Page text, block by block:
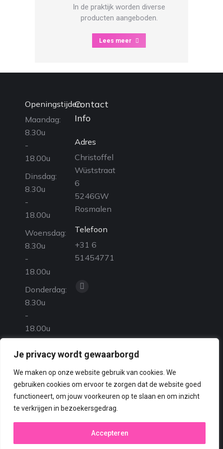
Je privacy wordt gewaarborgd
We maken op onze website gebruik van cookies. We
gebruiken cookies om ervoor te zorgen dat de website goed
functioneert, om jouw voorkeuren op te slaan en om inzicht
te verkrijgen in bezoekersgedrag.
Accepteren
In de praktijk worden diverse
producten aangeboden.
Lees meer
Openingstijden
Maandag:
8.30u
-
18.00u
Dinsdag:
8.30u
-
18.00u
Woensdag:
8.30u
-
18.00u
Donderdag:
8.30u
-
18.00u
GESLOTEN
Zaterdag:
GESLOTEN
Zondag:
GESLOTEN
Contact
Info
Adres
Christoffel
Wüststraat
6
5246GW
Rosmalen
Telefoon
+31 6
51454771
Vind ons op:
Facebook
window